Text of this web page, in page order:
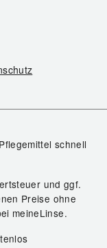
schnell
und ggf.
Preise ohne
meineLinse.